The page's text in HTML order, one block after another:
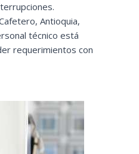
Antioquia,
técnico está
requerimientos con